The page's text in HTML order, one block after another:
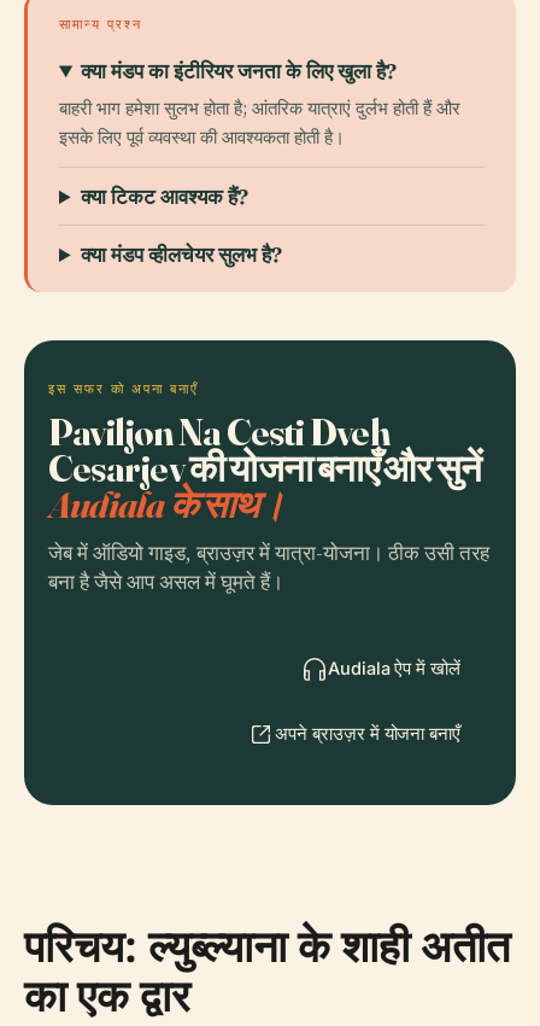
सामान्य प्रश्न
क्या मंडप का इंटीरियर जनता के लिए खुला है?
बाहरी भाग हमेशा सुलभ होता है; आंतरिक यात्राएं दुर्लभ होती हैं और
इसके लिए पूर्व व्यवस्था की आवश्यकता होती है।
क्या टिकट आवश्यक हैं?
क्या मंडप व्हीलचेयर सुलभ है?
इस सफर को अपना बनाएँ
Paviljon Na Cesti Dveh
Cesarjev की योजना बनाएँ और सुनें
Audiala के साथ।
जेब में ऑडियो गाइड, ब्राउज़र में यात्रा-योजना। ठीक उसी तरह
बना है जैसे आप असल में घूमते हैं।
Audiala ऐप में खोलें
अपने ब्राउज़र में योजना बनाएँ
परिचय: ल्युब्ल्याना के शाही अतीत
का एक द्वार